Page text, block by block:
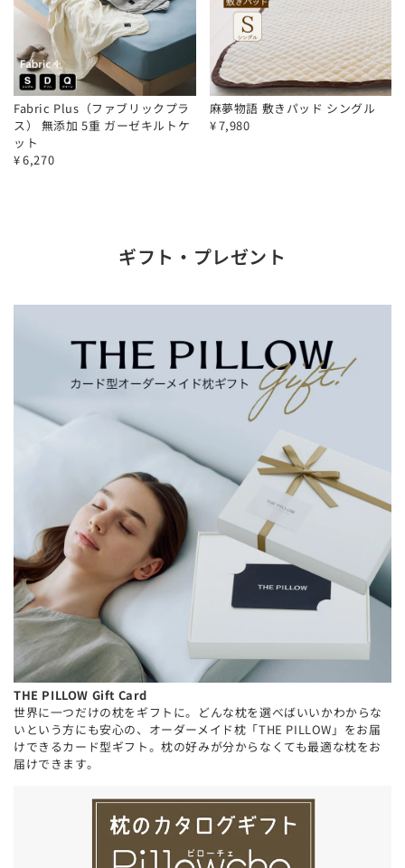
Fabric Plus（ファブリックプラ
ス） 無添加 5重 ガーゼキルトケ
ット
¥6,270
麻夢物語 敷きパッド シングル
¥7,980
ギフト・プレゼント
THE PILLOW Gift Card
世界に一つだけの枕をギフトに。どんな枕を選べばいいかわからな
いという方にも安心の、オーダーメイド枕「THE PILLOW」をお届
けできるカード型ギフト。枕の好みが分からなくても最適な枕をお
届けできます。